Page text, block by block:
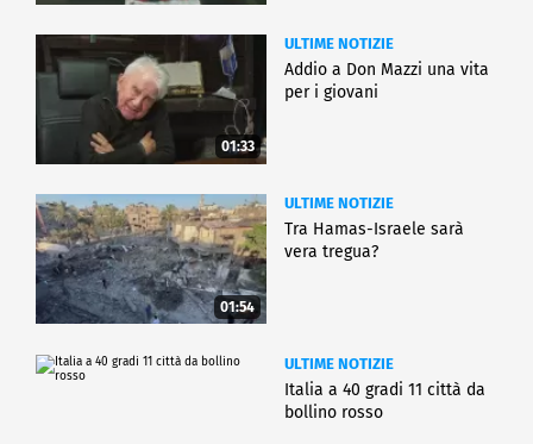
01:33
ULTIME NOTIZIE
Addio a Don Mazzi una vita
per i giovani
01:54
ULTIME NOTIZIE
Tra Hamas-Israele sarà
vera tregua?
ULTIME NOTIZIE
Italia a 40 gradi 11 città da
bollino rosso